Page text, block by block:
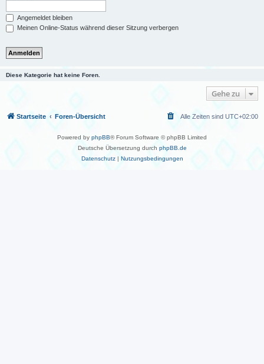
Angemeldet bleiben
Meinen Online-Status während dieser Sitzung verbergen
Diese Kategorie hat keine Foren.
Gehe zu
Startseite Foren-Übersicht Alle Zeiten sind UTC+02:00
Powered by phpBB® Forum Software © phpBB Limited
Deutsche Übersetzung durch phpBB.de
Datenschutz| Nutzungsbedingungen